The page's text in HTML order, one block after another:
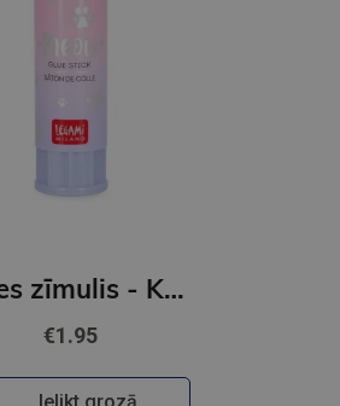
Līmes zīmulis - KITTY
€1.95